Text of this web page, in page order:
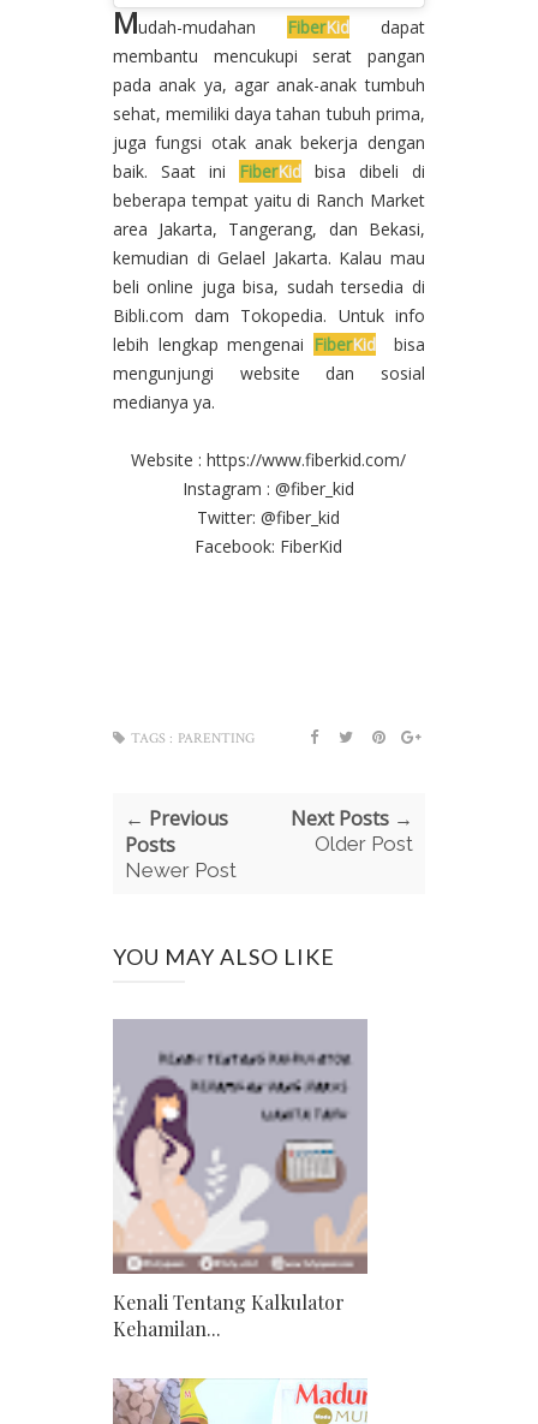
Mudah-mudahan FiberKiddapat
membantu mencukupi serat pangan
pada anak ya, agar anak-anak tumbuh
sehat, memiliki daya tahan tubuh prima,
juga fungsi otak anak bekerja dengan
baik. Saat ini FiberKidbisa dibeli di
beberapa tempat yaitu di Ranch Market
area Jakarta, Tangerang, dan Bekasi,
kemudian di Gelael Jakarta. Kalau mau
beli online juga bisa, sudah tersedia di
Bibli.com dam Tokopedia. Untuk info
lebih lengkap mengenai FiberKidbisa
mengunjungi website dan sosial
medianya ya.
Website : https://www.fiberkid.com/
Instagram : @fiber_kid
Twitter: @fiber_kid
Facebook: FiberKid
TAGS : PARENTING
← Previous
Posts
Newer Post
Next Posts →
Older Post
YOU MAY ALSO LIKE
Kenali Tentang Kalkulator
Kehamilan...